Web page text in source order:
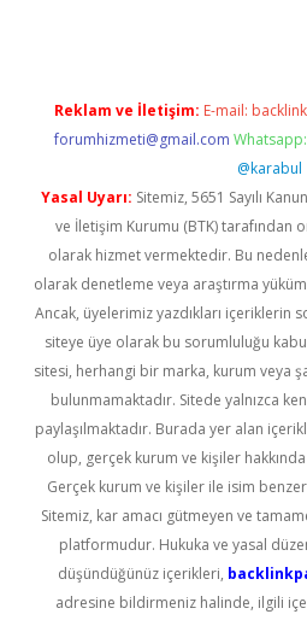
Reklam ve İletişim: E-mail:
forumhizmeti@gmail.com
@karabul
Yasal Uyarı: Sitemiz, 5651 Sayılı
ve İletişim Kurumu (BTK) tarafından
olarak hizmet vermektedir. Bu
olarak denetleme veya araştırma
Ancak, üyelerimiz yazdıkları içeriklerin
siteye üye olarak bu sorumluluğu
sitesi, herhangi bir marka, kurum veya
bulunmamaktadır. Sitede yalnızca
paylaşılmaktadır. Burada yer alan
olup, gerçek kurum ve kişiler
Gerçek kurum ve kişiler ile isim
Sitemiz, kar amacı gütmeyen ve
platformudur. Hukuka ve yasal
düşündüğünüz içerikleri,
adresine bildirmeniz halinde, ilgili